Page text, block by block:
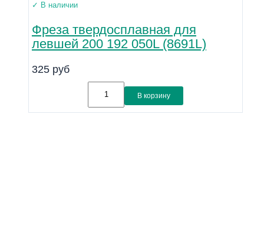
✓ В наличии
Фреза твердосплавная для
левшей 200 192 050L (8691L)
325 руб
В корзину